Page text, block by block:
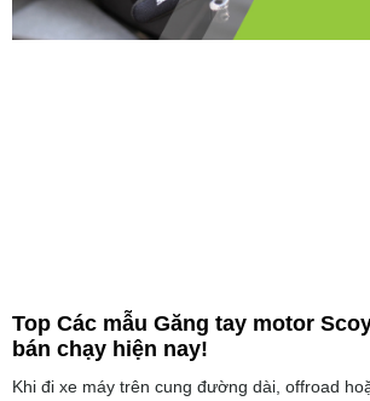
Top Các mẫu Găng tay motor
bán chạy hiện nay!
Khi đi xe máy trên cung đường dài, offroad